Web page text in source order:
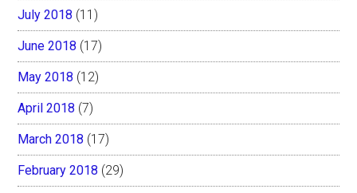
July 2018 (11)
June 2018 (17)
May 2018 (12)
April 2018 (7)
March 2018 (17)
February 2018 (29)